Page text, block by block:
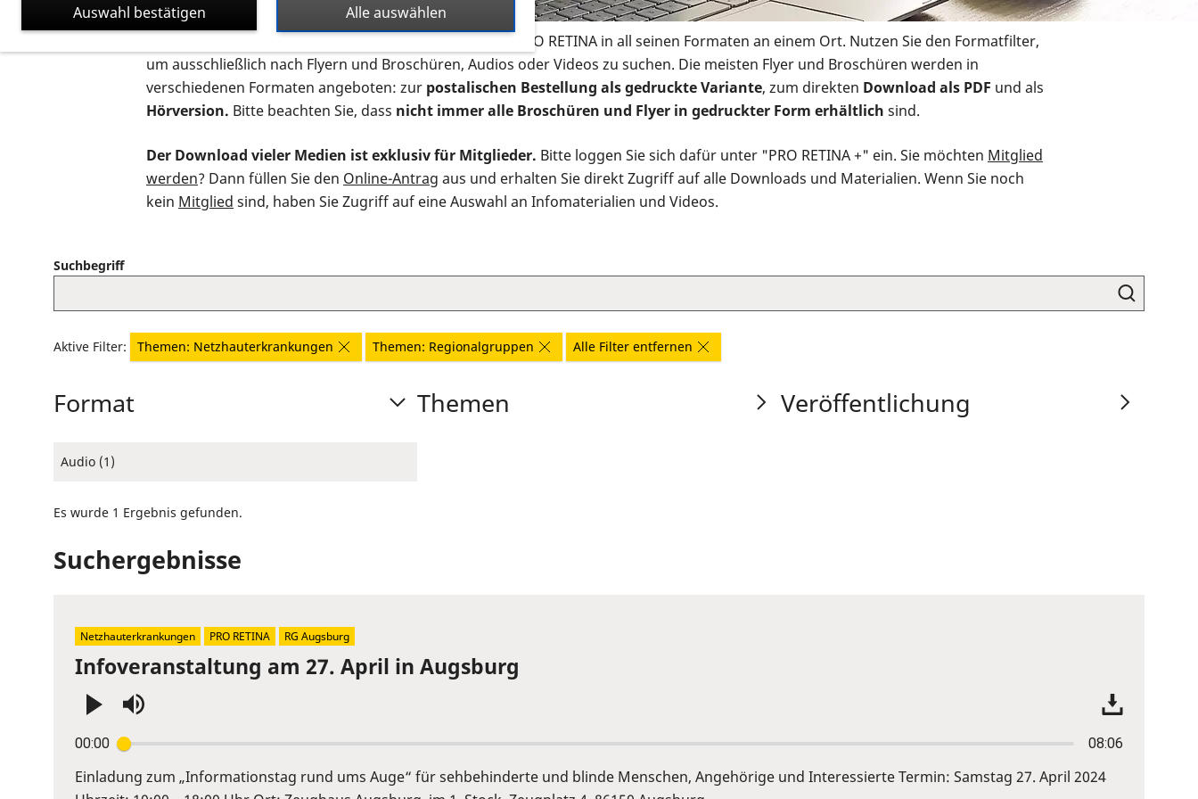
Auf dieser Seite finden Sie sämtliches Infomaterial der PRO RETINA in all seinen Formaten an einem Ort. Nutzen Sie den Formatfilter,
um ausschließlich nach Flyern und Broschüren, Audios oder Videos zu suchen. Die meisten Flyer und Broschüren werden in
verschiedenen Formaten angeboten: zur postalischen Bestellung als gedruckte Variante, zum direkten Download als PDF und als
Hörversion. Bitte beachten Sie, dass nicht immer alle Broschüren und Flyer in gedruckter Form erhältlich sind.
Der Download vieler Medien ist exklusiv für Mitglieder. Bitte loggen Sie sich dafür unter "PRO RETINA +" ein. Sie möchten Mitglied
werden? Dann füllen Sie den Online-Antrag aus und erhalten Sie direkt Zugriff auf alle Downloads und Materialien. Wenn Sie noch
kein Mitglied sind, haben Sie Zugriff auf eine Auswahl an Infomaterialien und Videos.
Suchbegriff
Aktive Filter: Themen: Netzhauterkrankungen Themen: Regionalgruppen Alle Filter entfernen
Format
Audio (1)
Themen Veröffentlichung
Es wurde 1 Ergebnis gefunden.
Suchergebnisse
Infoveranstaltung am 27. April in Augsburg
00:00 08:06
Enter
or
Einladung zum „Informationstag rund ums Auge“ für sehbehinderte und blinde Menschen, Angehörige und Interessierte Termin: Samstag 27. April 2024
Netzhauterkrankungen PRO RETINA RG Augsburg
Alle auswählen
Auswahl bestätigen